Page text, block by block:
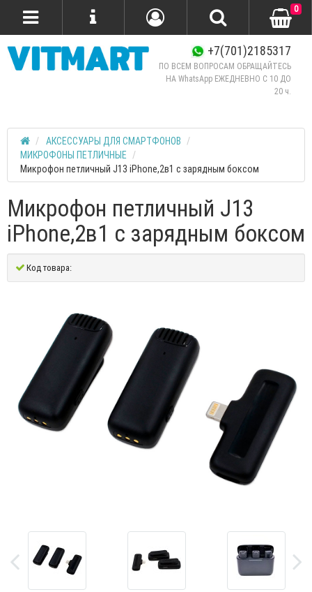
+7(701)2185317
ПО ВСЕМ ВОПРОСАМ ОБРАЩАЙТЕСЬ
НА WhatsApp ЕЖЕДНЕВНО C 10 ДО
20 ч.
0
АКСЕССУАРЫ ДЛЯ СМАРТФОНОВ
МИКРОФОНЫ ПЕТЛИЧНЫЕ
Микрофон петличный J13 iPhone,2в1 с зарядным боксом
Микрофон петличный J13
iPhone,2в1 с зарядным боксом
Код товара: